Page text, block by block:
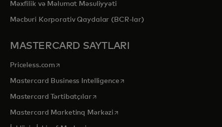
Məxfilik və Məlumat Məsuliyyəti
Məcburi Korporativ Qaydalar (BCR-lar)
MASTERCARD SAYTLARI
Priceless.com opens in a new tab
Mastercard Business Intelligenceopens in a new tab
Mastercard Tərtibatçılaropens in a new tab
Mastercard Marketinq Mərkəzi opens in a new tab